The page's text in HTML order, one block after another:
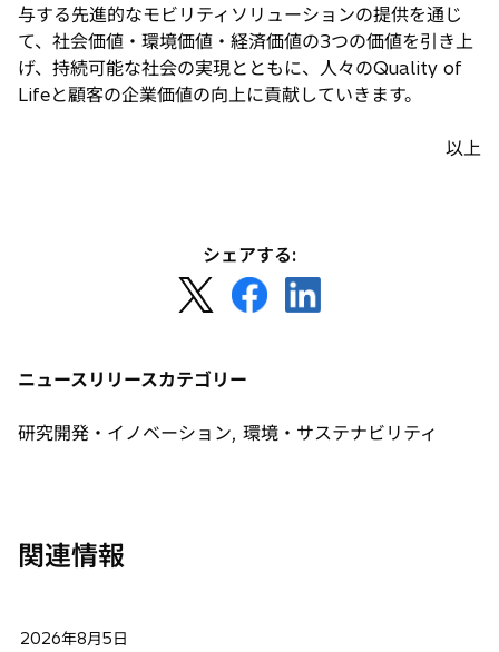
で
開
く
与する先進的なモビリティソリューションの提供を通じ
て、社会価値・環境価値・経済価値の3つの価値を引き上
げ、持続可能な社会の実現とともに、人々のQuality of
Lifeと顧客の企業価値の向上に貢献していきます。
以上
シェアする:
し
タ
で
新
で
開
し
で
ニュースリリースカテゴリー
研究開発・イノベーション, 環境・サステナビリティ
関連情報
2026年8月5日